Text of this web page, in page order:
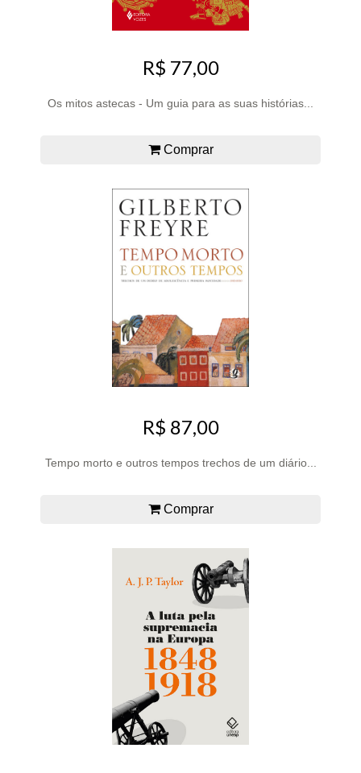
R$ 77,00
Os mitos astecas - Um guia para as suas histórias...
Comprar
R$ 87,00
Tempo morto e outros tempos trechos de um diário...
Comprar